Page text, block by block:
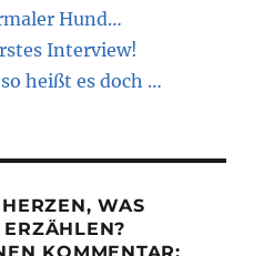
Hund…
Interview!
heißt es doch …
WAS